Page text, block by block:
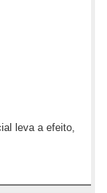
leva a efeito,